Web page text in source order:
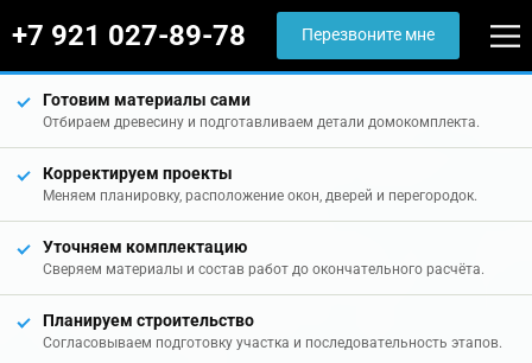
+7 921 027-89-78 Перезвоните мне
Готовим материалы сами
Отбираем древесину и подготавливаем детали домокомплекта.
Корректируем проекты
Меняем планировку, расположение окон, дверей и перегородок.
Уточняем комплектацию
Сверяем материалы и состав работ до окончательного расчёта.
Планируем строительство
Согласовываем подготовку участка и последовательность этапов.